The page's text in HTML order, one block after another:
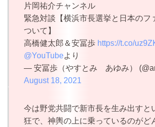
片岡祐介チャンネル
緊急対談【横浜市長選挙と日本のフ
ついて】
高橋健太郎＆安冨歩 https://t.co/
@YouTubeより
— 安冨歩（やすとみ あゆみ）
August 18, 2021
今は野党共闘で新市長を生み出すと
狂で、神輿の上に乗っているのがど